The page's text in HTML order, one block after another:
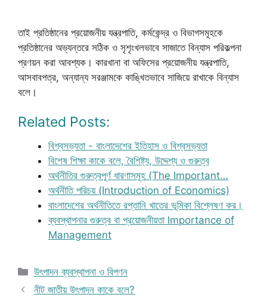
তাই প্রতিষ্ঠানের প্রয়োজনীয় যন্ত্রপাতি, কর্মকেন্দ্র ও বিভাগসমূহকে
প্রতিষ্ঠানের অভ্যন্তরে সঠিক ও সৃশৃংখলভাবে সাজাতে বিন্যাস পরিকল্পনা
প্রণয়ন করা আবশ্যক। কারখানা বা অফিসের প্রয়োজনীয় যন্ত্রপাতি,
আসবাবপত্র, অন্যান্য সরঞ্জামকে কাঙ্খিতভাবে সাজিয়ে রাখাকে বিন্যাস
বলে।
Related Posts:
বিশ্বসভ্যতা - বাংলাদেশের ইতিহাস ও বিশ্বসভ্যতা
বিশেষ শিক্ষা কাকে বলে, বৈশিষ্ট্য, উদ্দেশ্য ও গুরুত্ব
অর্থনীতির গুরুত্বপূর্ণ ধারণাসমূহ (The Important…
অর্থনীতি পরিচয় (Introduction of Economics)
বাংলাদেশের অর্থনীতিতে রপ্তানি খাতের ভূমিকা বিশ্লেষণ কর।
ব্যবস্থাপনার গুরুত্ব বা প্রয়োজনীয়তা Importance of
Management
Categories
উৎপাদন ব্যবস্থাপনা ও বিপণন
নীট জাতীয় উৎপাদন কাকে বলে?